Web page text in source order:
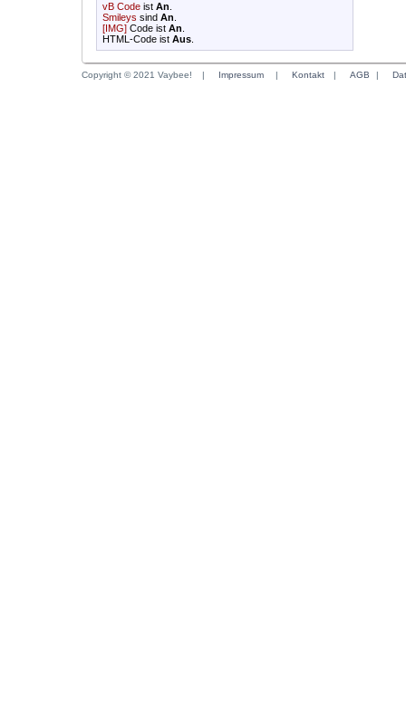
vB Code ist An
Smileys sind An
[IMG] Code ist An
HTML-Code ist Aus
Copyright © 2021 Vaybee! | Impressum | Kontakt | AGB |